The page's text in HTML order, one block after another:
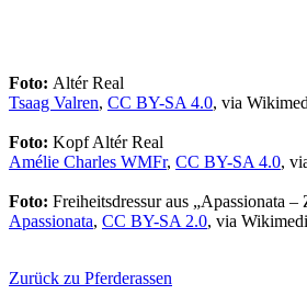
Foto: Altér Real
Tsaag Valren, CC BY-SA 4.0, via
Foto: Kopf Altér Real
Amélie Charles WMFr, CC BY-SA 4.0,
Foto: Freiheitsdressur aus „Apassionata –
Apassionata, CC BY-SA 2.0, via
Zurück zu Pferderassen